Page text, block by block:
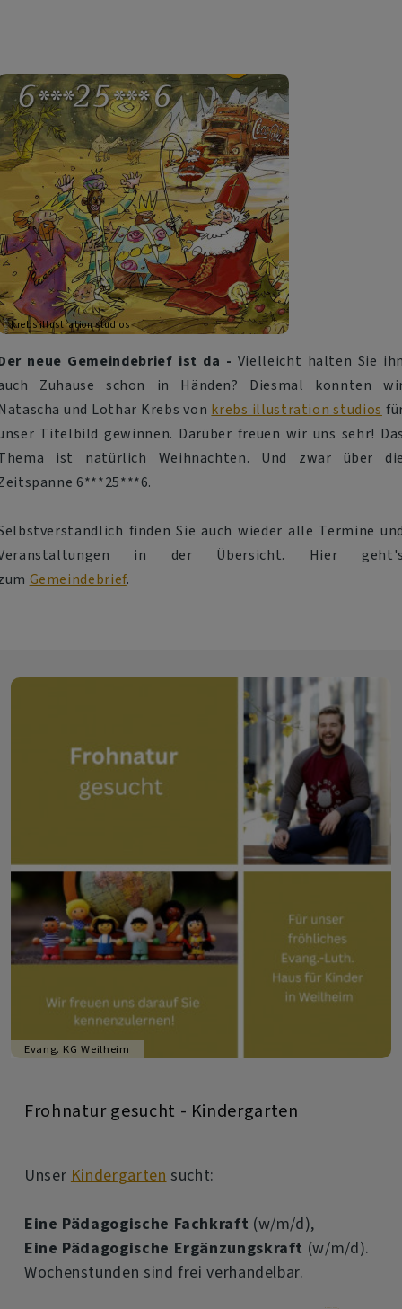
krebs illustration studios
neue Gemeindebrief ist da - Vielleicht halten Sie
Zuhause schon in Händen? Diesmal konnten
und Lothar Krebs von krebs illustration studios
Titelbild gewinnen. Darüber freuen wir uns sehr!
ist natürlich Weihnachten. Und zwar über
6***25***6.
finden Sie auch wieder alle Termine
in der Übersicht. Hier
Gemeindebrief.
Evang. KG Weilheim
Frohnatur gesucht - Kindergarten
Unser Kindergarten sucht:
Eine Pädagogische Fachkraft (w/m/d),
Eine Pädagogische Ergänzungskraft (w/m/d).
Wochenstunden sind frei verhandelbar.